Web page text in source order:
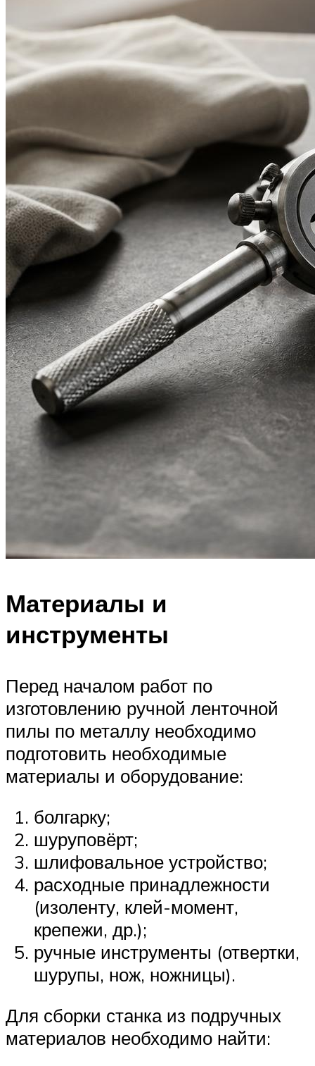
Материалы и
инструменты
Перед началом работ по
изготовлению ручной ленточной
пилы по металлу необходимо
подготовить необходимые
материалы и оборудование:
болгарку;
шуруповёрт;
шлифовальное устройство;
расходные принадлежности
(изоленту, клей-момент,
крепежи, др.);
ручные инструменты (отвертки,
шурупы, нож, ножницы).
Для сборки станка из подручных
материалов необходимо найти: